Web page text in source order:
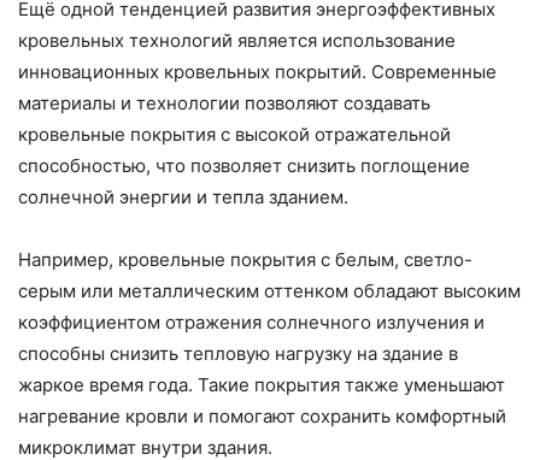
Ещё одной тенденцией развития энергоэффективных
кровельных технологий является использование
инновационных кровельных покрытий. Современные
материалы и технологии позволяют создавать
кровельные покрытия с высокой отражательной
способностью, что позволяет снизить поглощение
солнечной энергии и тепла зданием.
Например, кровельные покрытия с белым, светло-
серым или металлическим оттенком обладают высоким
коэффициентом отражения солнечного излучения и
способны снизить тепловую нагрузку на здание в
жаркое время года. Такие покрытия также уменьшают
нагревание кровли и помогают сохранить комфортный
микроклимат внутри здания.